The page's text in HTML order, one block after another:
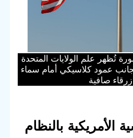
تُظهر علم الولايات المتحدة
عمود كلاسيكي أمام سماء
زرقاء صافية
الأمريكية بالنظام